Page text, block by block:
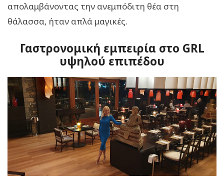
απολαμβάνοντας την ανεμπόδιτη θέα στη
θάλασσα, ήταν απλά μαγικές.
Γαστρονομική εμπειρία στο GRL
υψηλού επιπέδου